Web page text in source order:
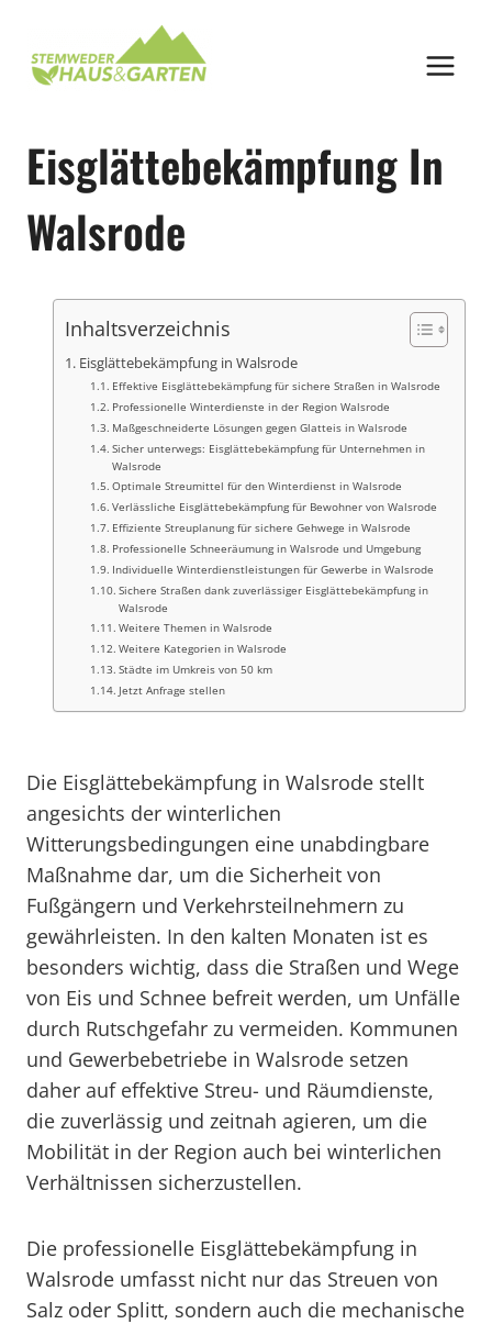
springen
Eisglättebekämpfung In
Walsrode
Inhaltsverzeichnis
Eisglättebekämpfung in Walsrode
Effektive Eisglättebekämpfung für sichere Straßen in Walsrode
Professionelle Winterdienste in der Region Walsrode
Maßgeschneiderte Lösungen gegen Glatteis in Walsrode
Sicher unterwegs: Eisglättebekämpfung für Unternehmen in
Walsrode
Optimale Streumittel für den Winterdienst in Walsrode
Verlässliche Eisglättebekämpfung für Bewohner von Walsrode
Effiziente Streuplanung für sichere Gehwege in Walsrode
Professionelle Schneeräumung in Walsrode und Umgebung
Individuelle Winterdienstleistungen für Gewerbe in Walsrode
Sichere Straßen dank zuverlässiger Eisglättebekämpfung in
Walsrode
Weitere Themen in Walsrode
Weitere Kategorien in Walsrode
Städte im Umkreis von 50 km
Jetzt Anfrage stellen
Die Eisglättebekämpfung in Walsrode stellt
angesichts der winterlichen
Witterungsbedingungen eine unabdingbare
Maßnahme dar, um die Sicherheit von
Fußgängern und Verkehrsteilnehmern zu
gewährleisten. In den kalten Monaten ist es
besonders wichtig, dass die Straßen und Wege
von Eis und Schnee befreit werden, um Unfälle
durch Rutschgefahr zu vermeiden. Kommunen
und Gewerbebetriebe in Walsrode setzen
daher auf effektive Streu- und Räumdienste,
die zuverlässig und zeitnah agieren, um die
Mobilität in der Region auch bei winterlichen
Verhältnissen sicherzustellen.
Die professionelle Eisglättebekämpfung in
Walsrode umfasst nicht nur das Streuen von
Salz oder Splitt, sondern auch die mechanische